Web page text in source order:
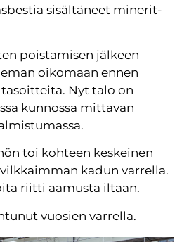
sisältäneet minerit-
poistamisen jälkeen
oikomaan ennen
Nyt talo on
kunnossa mittavan
toi kohteen keskeinen
kadun varrella.
riitti aamusta iltaan.
vuosien varrella.